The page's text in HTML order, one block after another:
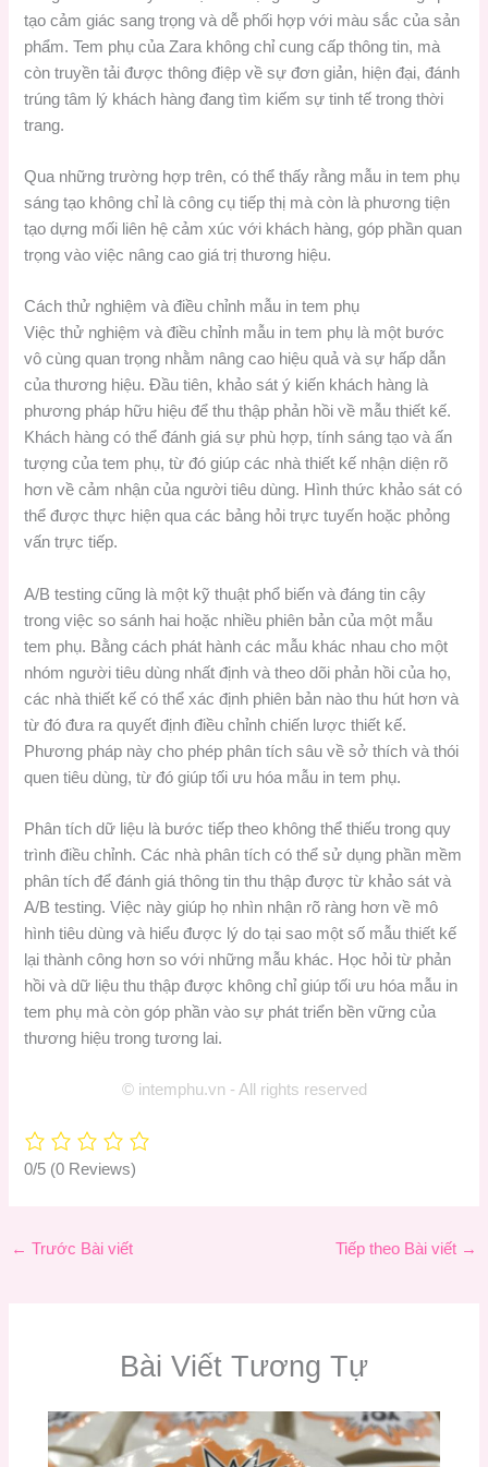
tạo cảm giác sang trọng và dễ phối hợp với màu sắc của sản
phẩm. Tem phụ của Zara không chỉ cung cấp thông tin, mà
còn truyền tải được thông điệp về sự đơn giản, hiện đại, đánh
trúng tâm lý khách hàng đang tìm kiếm sự tinh tế trong thời
trang.
Qua những trường hợp trên, có thể thấy rằng mẫu in tem phụ
sáng tạo không chỉ là công cụ tiếp thị mà còn là phương tiện
tạo dựng mối liên hệ cảm xúc với khách hàng, góp phần quan
trọng vào việc nâng cao giá trị thương hiệu.
Cách thử nghiệm và điều chỉnh mẫu in tem phụ
Việc thử nghiệm và điều chỉnh mẫu in tem phụ là một bước
vô cùng quan trọng nhằm nâng cao hiệu quả và sự hấp dẫn
của thương hiệu. Đầu tiên, khảo sát ý kiến khách hàng là
phương pháp hữu hiệu để thu thập phản hồi về mẫu thiết kế.
Khách hàng có thể đánh giá sự phù hợp, tính sáng tạo và ấn
tượng của tem phụ, từ đó giúp các nhà thiết kế nhận diện rõ
hơn về cảm nhận của người tiêu dùng. Hình thức khảo sát có
thể được thực hiện qua các bảng hỏi trực tuyến hoặc phỏng
vấn trực tiếp.
A/B testing cũng là một kỹ thuật phổ biến và đáng tin cậy
trong việc so sánh hai hoặc nhiều phiên bản của một mẫu
tem phụ. Bằng cách phát hành các mẫu khác nhau cho một
nhóm người tiêu dùng nhất định và theo dõi phản hồi của họ,
các nhà thiết kế có thể xác định phiên bản nào thu hút hơn và
từ đó đưa ra quyết định điều chỉnh chiến lược thiết kế.
Phương pháp này cho phép phân tích sâu về sở thích và thói
quen tiêu dùng, từ đó giúp tối ưu hóa mẫu in tem phụ.
Phân tích dữ liệu là bước tiếp theo không thể thiếu trong quy
trình điều chỉnh. Các nhà phân tích có thể sử dụng phần mềm
phân tích để đánh giá thông tin thu thập được từ khảo sát và
A/B testing. Việc này giúp họ nhìn nhận rõ ràng hơn về mô
hình tiêu dùng và hiểu được lý do tại sao một số mẫu thiết kế
lại thành công hơn so với những mẫu khác. Học hỏi từ phản
hồi và dữ liệu thu thập được không chỉ giúp tối ưu hóa mẫu in
tem phụ mà còn góp phần vào sự phát triển bền vững của
thương hiệu trong tương lai.
© intemphu.vn - All rights reserved
0/5 (0 Reviews)
← Trước Bài viết Tiếp theo Bài viết →
Bài Viết Tương Tự